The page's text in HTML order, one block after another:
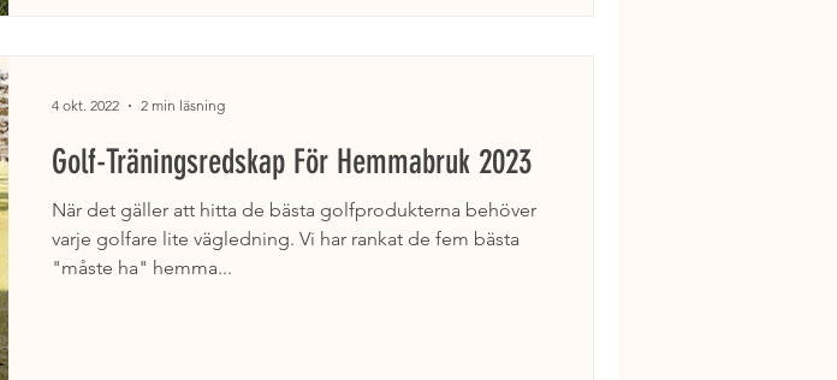
Golf-Träningsredskap För Hemmabruk 2023
När det gäller att hitta de bästa golfprodukterna behöver
varje golfare lite vägledning. Vi har rankat de fem bästa
"måste ha" hemma...
4 okt. 2022 2 min läsning